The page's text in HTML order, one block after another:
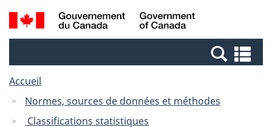
Passer
au
Passer
à
Canada
Recherche
et
et
Accueil
Normes, sources de données et méthodes
Classifications statistiques